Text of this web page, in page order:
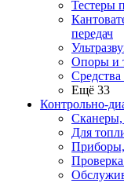
Тестеры
передач
Опоры и
Ещё 33
Контрольно-
Сканеры,
Для
Приборы,